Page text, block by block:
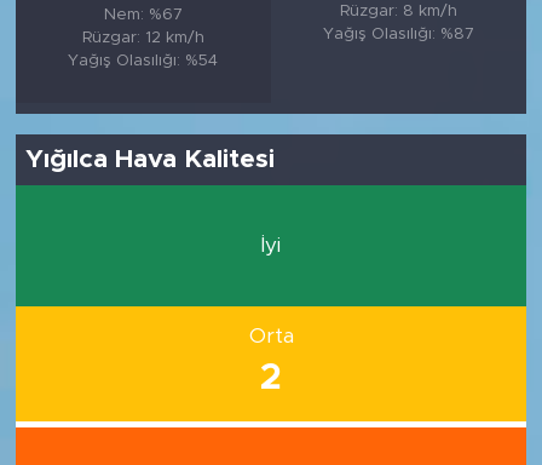
Nem: %67
Rüzgar: 12 km/h
Yağış Olasılığı: %54
Rüzgar: 8 km/h
Yağış Olasılığı: %87
Yığılca Hava Kalitesi
İyi
Orta
2